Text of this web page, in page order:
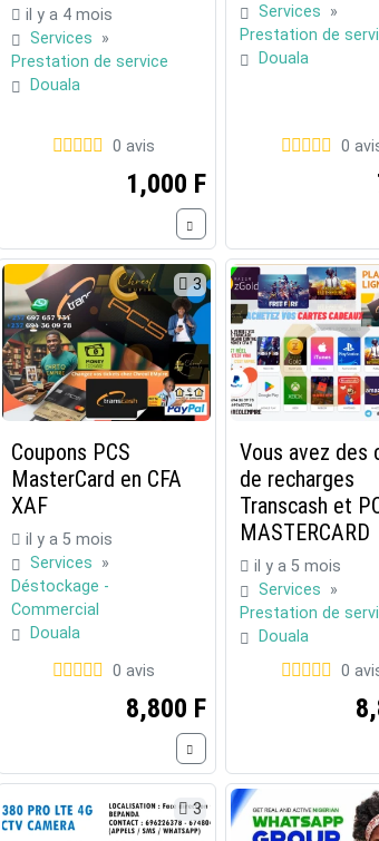
il y a 4 mois
Services »
Prestation de service
Douala
0 avis
1,000 F
Services »
Prestation de
Douala
0
3
Coupons PCS
MasterCard en CFA
XAF
il y a 5 mois
Services »
Déstockage -
Commercial
Douala
0 avis
8,800 F
Vous avez des
de recharges
Transcash et
MASTERCARD
il y a 5 mois
Services »
Prestation de
Douala
0
3